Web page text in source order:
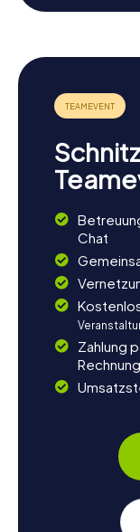
Nach einer
ihr die Umgebung
Museum, das die
um mehr über die
Auch die
charmanten
einem der
ausklingen und
Schnitzeljagd in
ein
Chat
Zahlung
Rechnung